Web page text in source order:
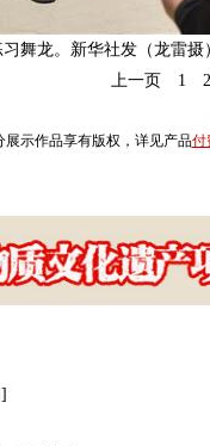
龙。新华社发（龙雷摄
上一页
1 2
展示作品享有版权，详见产品付